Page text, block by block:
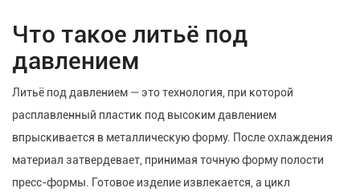
Что такое литьё под
давлением
Литьё под давлением — это технология, при которой
расплавленный пластик под высоким давлением
впрыскивается в металлическую форму. После охлаждения
материал затвердевает, принимая точную форму полости
пресс-формы. Готовое изделие извлекается, а цикл